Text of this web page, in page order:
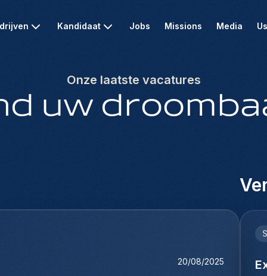
Kandidaat Jobs Missions Media
Onze laatste vacatures
uw
20/08/2025